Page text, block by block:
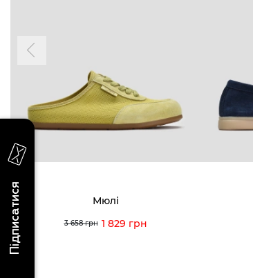
Мюлі
3 658 грн 1 829 грн
Для неї
Підписатися